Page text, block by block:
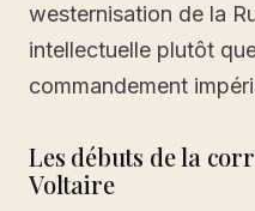
westernisation de la
intellectuelle plutôt
commandement
Les débuts de la
Voltaire